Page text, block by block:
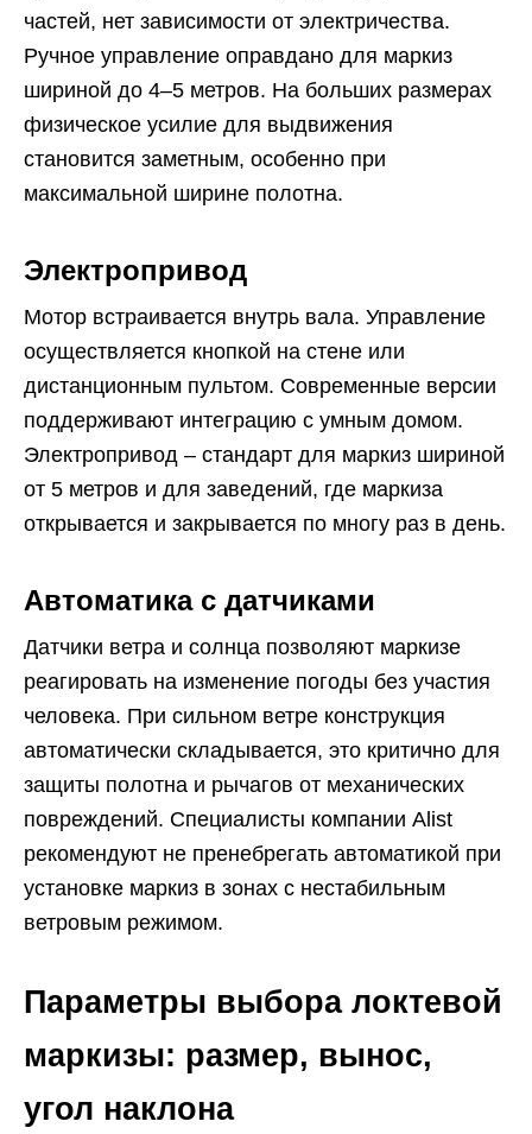
частей, нет зависимости от электричества.
Ручное управление оправдано для маркиз
шириной до 4–5 метров. На больших размерах
физическое усилие для выдвижения
становится заметным, особенно при
максимальной ширине полотна.
Электропривод
Мотор встраивается внутрь вала. Управление
осуществляется кнопкой на стене или
дистанционным пультом. Современные версии
поддерживают интеграцию с умным домом.
Электропривод – стандарт для маркиз шириной
от 5 метров и для заведений, где маркиза
открывается и закрывается по многу раз в день.
Автоматика с датчиками
Датчики ветра и солнца позволяют маркизе
реагировать на изменение погоды без участия
человека. При сильном ветре конструкция
автоматически складывается, это критично для
защиты полотна и рычагов от механических
повреждений. Специалисты компании Alist
рекомендуют не пренебрегать автоматикой при
установке маркиз в зонах с нестабильным
ветровым режимом.
Параметры выбора локтевой
маркизы: размер, вынос,
угол наклона